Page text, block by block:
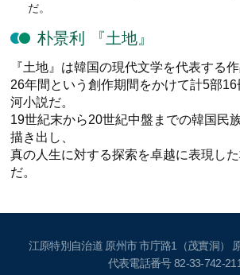
だ。
朴景利 『土地』
『土地』は韓国の現代文学を代表する作
26年間という創作期間をかけて計5部
河小説だ。
19世紀末から20世紀中盤までの韓国民
描き出し、
真の人生に対する探索を卓越に表現し
だ。
江原特別自治道 原州市 市庁路1（茂實洞）
代表電話番号82-33-742-